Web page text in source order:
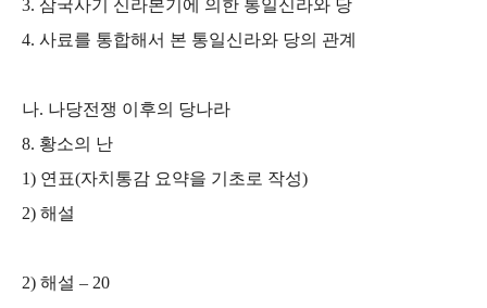
3. 삼국사기 신라본기에 의한 통일신라와 당
4. 사료를 통합해서 본 통일신라와 당의 관계
나. 나당전쟁 이후의 당나라
8. 황소의 난
1) 연표(자치통감 요약을 기초로 작성)
2) 해설
2) 해설 – 20